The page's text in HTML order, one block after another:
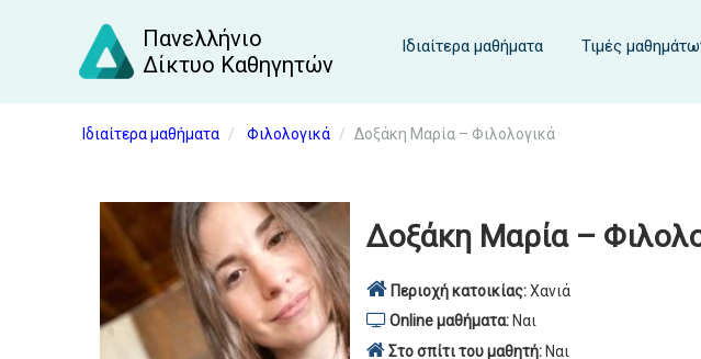
Πανελλήνιο
Δίκτυο Καθηγητών
Ιδιαίτερα μαθήματα Τιμές
Ιδιαίτερα μαθήματα Φιλολογικά Δοξάκη Μαρία – Φιλολογικά
Δοξάκη Μαρία –
Περιοχή κατοικίας:Χανιά
Online μαθήματα:Ναι
Στο σπίτι του μαθητή:Ναι